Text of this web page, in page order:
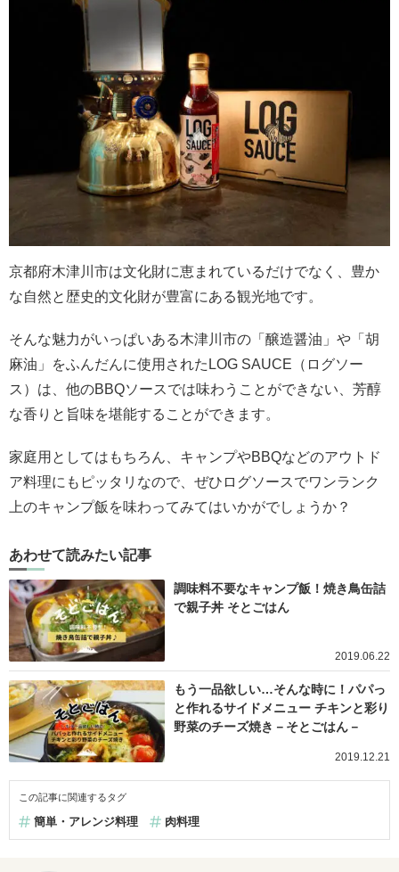
京都府木津川市は文化財に恵まれているだけでなく、豊か
な自然と歴史的文化財が豊富にある観光地です。
そんな魅力がいっぱいある木津川市の「醸造醤油」や「胡
麻油」をふんだんに使用されたLOG SAUCE（ログソー
ス）は、他のBBQソースでは味わうことができない、芳醇
な香りと旨味を堪能することができます。
家庭用としてはもちろん、キャンプやBBQなどのアウトド
ア料理にもピッタリなので、ぜひログソースでワンランク
上のキャンプ飯を味わってみてはいかがでしょうか？
あわせて読みたい記事
調味料不要なキャンプ飯！焼き鳥缶詰
で親子丼 そとごはん
2019.06.22
もう一品欲しい…そんな時に！パパっ
と作れるサイドメニュー チキンと彩り
野菜のチーズ焼き－そとごはん－
2019.12.21
この記事に関連するタグ
簡単・アレンジ料理 肉料理